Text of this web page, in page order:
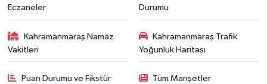
Eczaneler
Durumu
Kahramanmaraş Namaz
Vakitleri
Kahramanmaraş Trafik
Yoğunluk Haritası
Puan Durumu ve Fikstür Tüm Manşetler